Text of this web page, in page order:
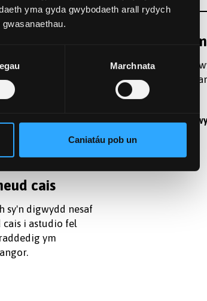
yma gyda gwybodaeth arall rydych
Marchnata
Caniatáu pob un
llety wedi ei
myfyrwyr ôl-
neuaddau preswyl
Darganfod
Cofrestrwch am
raddedig, a
astudio yma.
Cofrestru am
cais
sy'n digwydd nesaf
cais i astudio fel
ym